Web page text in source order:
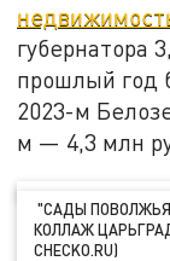
губернатора
прошлый год
2023-м
м — 4,3 млн
"САДЫ
КОЛЛАЖ
CHECKO.RU)